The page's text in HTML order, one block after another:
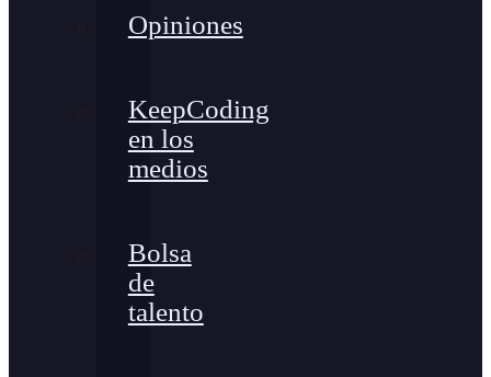
Opiniones
KeepCoding
en los
medios
Bolsa
de
talento